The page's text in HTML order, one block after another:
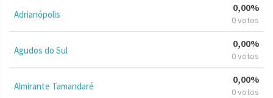
Adrianópolis
0,00%
0 votos
Agudos do Sul
0,00%
0 votos
Almirante Tamandaré
0,00%
0 votos